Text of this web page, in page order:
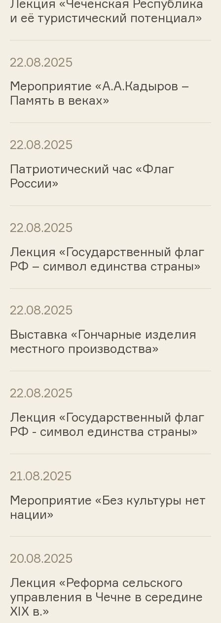
Лекция «Чеченская Республика
и её туристический потенциал»
22.08.2025
Мероприятие «А.А.Кадыров –
Память в веках»
22.08.2025
Патриотический час «Флаг
России»
22.08.2025
Лекция «Государственный флаг
РФ – символ единства страны»
22.08.2025
Выставка «Гончарные изделия
местного производства»
22.08.2025
Лекция «Государственный флаг
РФ - символ единства страны»
21.08.2025
Мероприятие «Без культуры нет
нации»
20.08.2025
Лекция «Реформа сельского
управления в Чечне в середине
XIX в.»